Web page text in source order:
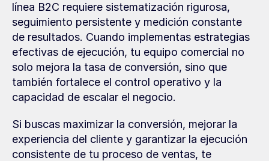
línea B2C requiere sistematización rigurosa,
seguimiento persistente y medición constante
de resultados. Cuando implementas estrategias
efectivas de ejecución, tu equipo comercial no
solo mejora la tasa de conversión, sino que
también fortalece el control operativo y la
capacidad de escalar el negocio.
Si buscas maximizar la conversión, mejorar la
experiencia del cliente y garantizar la ejecución
consistente de tu proceso de ventas, te